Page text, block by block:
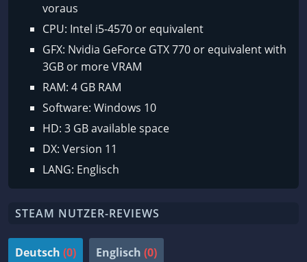
voraus
CPU: Intel i5-4570 or equivalent
GFX: Nvidia GeForce GTX 770 or equivalent with
3GB or more VRAM
RAM: 4 GB RAM
Software: Windows 10
HD: 3 GB available space
DX: Version 11
LANG: Englisch
STEAM NUTZER-REVIEWS
Deutsch (0) Englisch (0)